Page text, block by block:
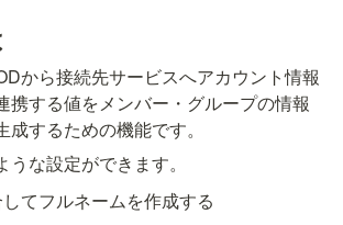
から接続先サービスへアカウント情報
携する値をメンバー・グループの情報
するための機能です。
な設定ができます。
てフルネームを作成する